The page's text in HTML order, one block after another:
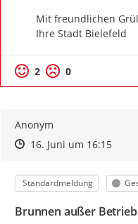
Mit freundlichen
Ihre Stadt Bielefeld
2 0
Anonym
Zeitpunkt des Erstellens
Zeitpunkt des Erstellens
16. Juni um 16:15Zur
Kategorie
Standardmeldung
Brunnen außer